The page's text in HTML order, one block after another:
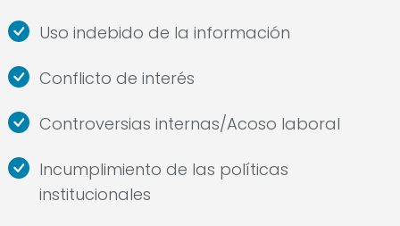
Uso indebido de la información
Conflicto de interés
Controversias internas/Acoso laboral
Incumplimiento de las políticas
institucionales